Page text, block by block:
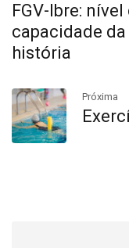
FGV-Ibre:
capacidade
história
Próxima